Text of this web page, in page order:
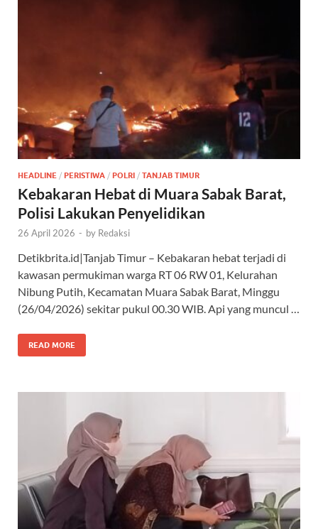
HEADLINE / PERISTIWA / POLRI / TANJAB TIMUR
Kebakaran Hebat di Muara Sabak Barat,
Polisi Lakukan Penyelidikan
26 April 2026 - by Redaksi
Detikbrita.id|Tanjab Timur – Kebakaran hebat terjadi di
kawasan permukiman warga RT 06 RW 01, Kelurahan
Nibung Putih, Kecamatan Muara Sabak Barat, Minggu
(26/04/2026) sekitar pukul 00.30 WIB. Api yang muncul …
READ MORE